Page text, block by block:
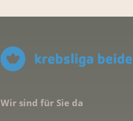
Wir sind für Sie da